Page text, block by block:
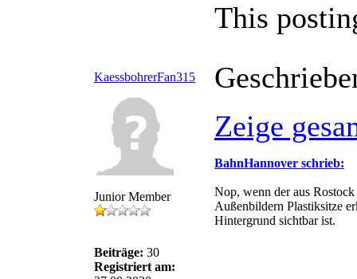
This
KaessbohrerFan315
Junior Member
Beiträge: 30
Registriert am:
Zeige
BahnHannover schrieb:
Nop, wenn der aus
Außenbildern Plastiksitze
Hintergrund sichtbar ist.